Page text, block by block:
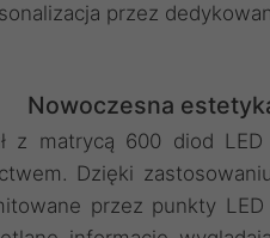
przez
Nowoczesna
z matrycą 600 diod
Dzięki
przez punkty